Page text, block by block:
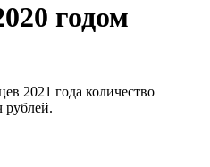
годом
2021 года количество
рублей.